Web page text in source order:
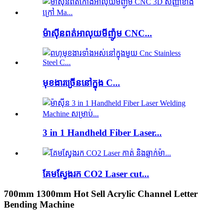
ម៉ាស៊ីនពត់អាលុយមីញ៉ូម CNC...
មុខងារច្រើននៅក្នុង C...
3 in 1 Handheld Fiber Laser...
គែមស្វែងរក CO2 Laser cut...
700mm 1300mm Hot Sell Acrylic Channel Letter
Bending Machine